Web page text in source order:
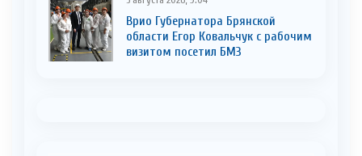
Врио Губернатора Брянской
области Егор Ковальчук с рабочим
визитом посетил БМЗ